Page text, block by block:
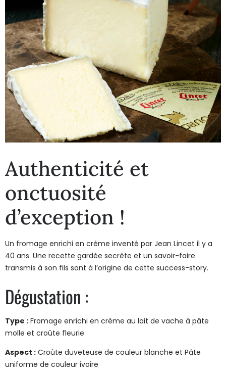
Authenticité et
onctuosité
d’exception !
Un fromage enrichi en crème inventé par Jean Lincet il y a
40 ans. Une recette gardée secrète et un savoir-faire
transmis à son fils sont à l’origine de cette success-story.
Dégustation :
Type : Fromage enrichi en crème au lait de vache à pâte
molle et croûte fleurie
Aspect : Croûte duveteuse de couleur blanche et Pâte
uniforme de couleur ivoire